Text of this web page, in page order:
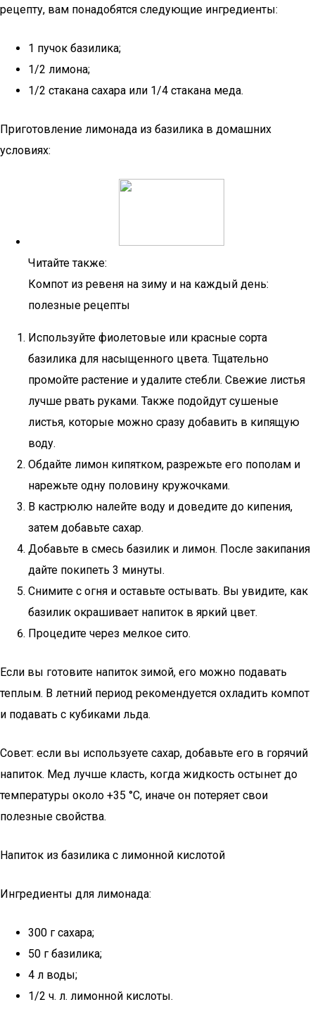
рецепту, вам понадобятся следующие ингредиенты:
1 пучок базилика;
1/2 лимона;
1/2 стакана сахара или 1/4 стакана меда.
Приготовление лимонада из базилика в домашних
условиях:
Читайте также:
Компот из ревеня на зиму и на каждый день:
полезные рецепты
Используйте фиолетовые или красные сорта
базилика для насыщенного цвета. Тщательно
промойте растение и удалите стебли. Свежие листья
лучше рвать руками. Также подойдут сушеные
листья, которые можно сразу добавить в кипящую
воду.
Обдайте лимон кипятком, разрежьте его пополам и
нарежьте одну половину кружочками.
В кастрюлю налейте воду и доведите до кипения,
затем добавьте сахар.
Добавьте в смесь базилик и лимон. После закипания
дайте покипеть 3 минуты.
Снимите с огня и оставьте остывать. Вы увидите, как
базилик окрашивает напиток в яркий цвет.
Процедите через мелкое сито.
Если вы готовите напиток зимой, его можно подавать
теплым. В летний период рекомендуется охладить компот
и подавать с кубиками льда.
Совет: если вы используете сахар, добавьте его в горячий
напиток. Мед лучше класть, когда жидкость остынет до
температуры около +35 °C, иначе он потеряет свои
полезные свойства.
Напиток из базилика с лимонной кислотой
Ингредиенты для лимонада:
300 г сахара;
50 г базилика;
4 л воды;
1/2 ч. л. лимонной кислоты.